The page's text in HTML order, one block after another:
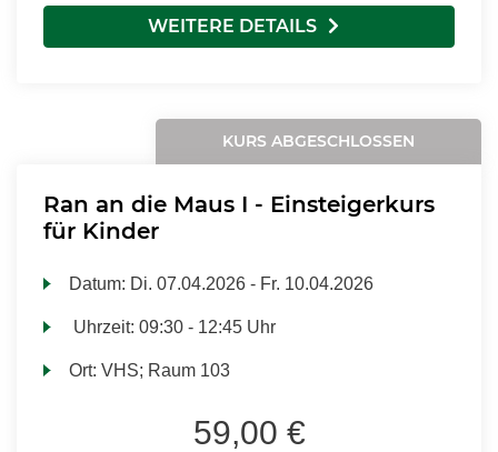
WEITERE DETAILS
KURS ABGESCHLOSSEN
Ran an die Maus I - Einsteigerkurs
für Kinder
Datum: Di. 07.04.2026 - Fr. 10.04.2026
Uhrzeit:09:30 - 12:45 Uhr
Ort:VHS; Raum 103
59,00 €